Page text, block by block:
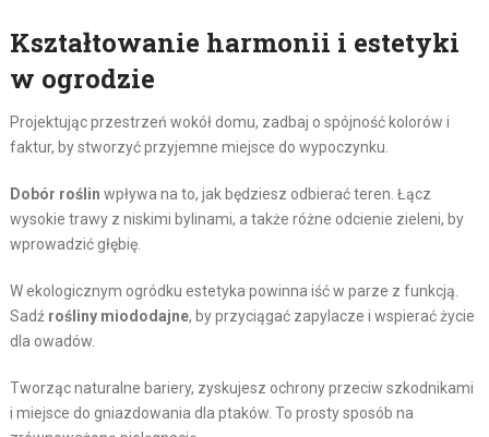
Kształtowanie harmonii i estetyki
w ogrodzie
Projektując przestrzeń wokół domu, zadbaj o spójność kolorów i
faktur, by stworzyć przyjemne miejsce do wypoczynku.
Dobór roślin wpływa na to, jak będziesz odbierać teren. Łącz
wysokie trawy z niskimi bylinami, a także różne odcienie zieleni, by
wprowadzić głębię.
W ekologicznym ogródku estetyka powinna iść w parze z funkcją.
Sadź rośliny miododajne, by przyciągać zapylacze i wspierać życie
dla owadów.
Tworząc naturalne bariery, zyskujesz ochrony przeciw szkodnikami
i miejsce do gniazdowania dla ptaków. To prosty sposób na